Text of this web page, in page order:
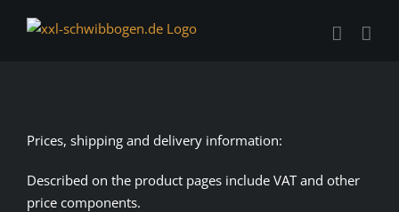
Inhalt
Prices, shipping and delivery information:
Described on the product pages include VAT and other
price components.